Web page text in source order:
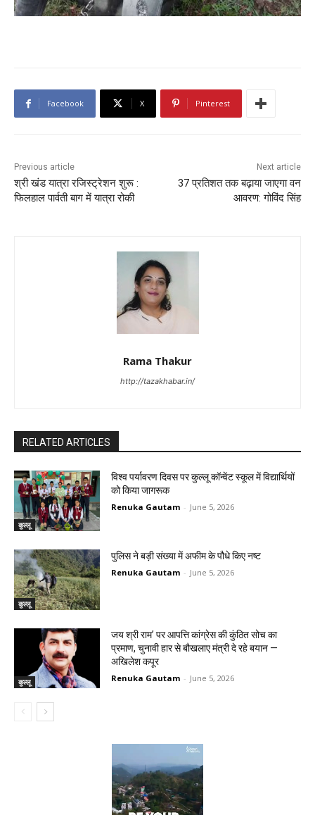
Facebook X Pinterest
Previous article
श्री खंड यात्रा रजिस्ट्रेशन शुरू :
फिलहाल पार्वती बाग में यात्रा रोकी
Next article
37 प्रतिशत तक बढ़ाया जाएगा वन
आवरण: गोविंद सिंह
Rama Thakur
http://tazakhabar.in/
RELATED ARTICLES
कुल्लू
विश्व पर्यावरण दिवस पर कुल्लू कॉन्वेंट स्कूल में विद्यार्थियों
को किया जागरूक
Renuka Gautam - June 5, 2026
कुल्लू
पुलिस ने बड़ी संख्या में अफीम के पौधे किए नष्ट
Renuka Gautam - June 5, 2026
कुल्लू
जय श्री राम’ पर आपत्ति कांग्रेस की कुंठित सोच का
प्रमाण, चुनावी हार से बौखलाए मंत्री दे रहे बयान —
अखिलेश कपूर
Renuka Gautam - June 5, 2026